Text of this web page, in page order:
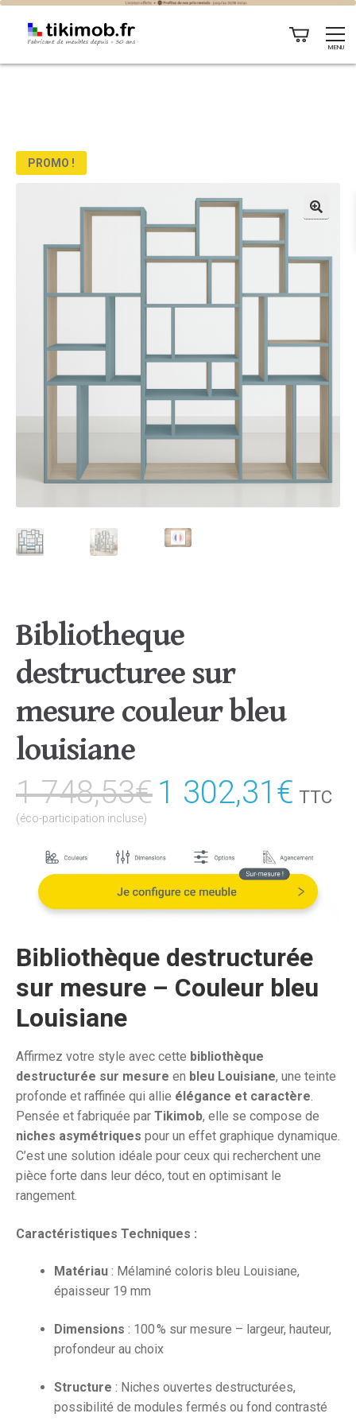
MENU
PROMO !
Bibliotheque
destructuree sur
mesure couleur bleu
louisiane
1 748,53€Le
initial
était :
1
748,53€.
1 302,31€Le
est :
1
TTC
(éco-participation incluse)
Bibliothèque destructurée
sur mesure – Couleur bleu
Louisiane
Affirmez votre style avec cette bibliothèque
destructurée sur mesure en bleu Louisiane, une teinte
profonde et raffinée qui allie élégance et caractère.
Pensée et fabriquée par Tikimob, elle se compose de
niches asymétriques pour un effet graphique dynamique.
C’est une solution idéale pour ceux qui recherchent une
pièce forte dans leur déco, tout en optimisant le
rangement.
Caractéristiques Techniques :
Matériau : Mélaminé coloris bleu Louisiane,
épaisseur 19 mm
Dimensions : 100 % sur mesure – largeur, hauteur,
profondeur au choix
Structure : Niches ouvertes destructurées,
possibilité de modules fermés ou fond contrasté